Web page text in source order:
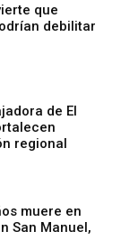
que
debilitar
de El
regional
muere en
San Manuel,